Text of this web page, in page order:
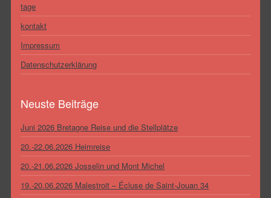
tage
kontakt
Impressum
Datenschutzerklärung
Neuste Beiträge
Juni 2026 Bretagne Reise und die Stellplätze
20.-22.06.2026 Heimreise
20.-21.06.2026 Josselin und Mont Michel
19.-20.06.2026 Malestroit – Écluse de Saint-Jouan 34